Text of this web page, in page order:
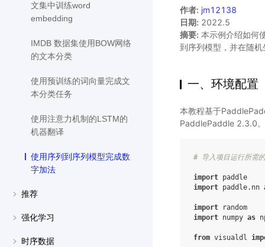
文集中训练word
embedding
IMDB 数据集使用BOW网络
的文本分类
使用预训练的词向量完成文
本分类任务
使用注意力机制的LSTM的
机器翻译
使用序列到序列模型完成数
字加法
推荐
强化学习
时序数据
作者: jm12138
日期: 2022.5
摘要: 本示例介绍如何
到序列模型，并在随
一、环境配置
本教程基于
PaddlePaddle 2.3.0。
# 导入项目运行所需
import paddle
import paddle.nn
import
random
import numpy as
from visualdl